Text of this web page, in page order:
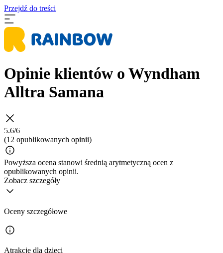
Przejdź do treści
Opinie klientów o Wyndham
Alltra Samana
5.6/6
(12 opublikowanych opinii)
Powyższa ocena stanowi średnią arytmetyczną ocen z
opublikowanych opinii.
Zobacz szczegóły
Oceny szczegółowe
Atrakcje dla dzieci